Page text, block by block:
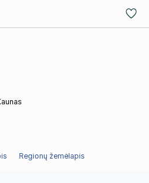
Regionų žemėlapis